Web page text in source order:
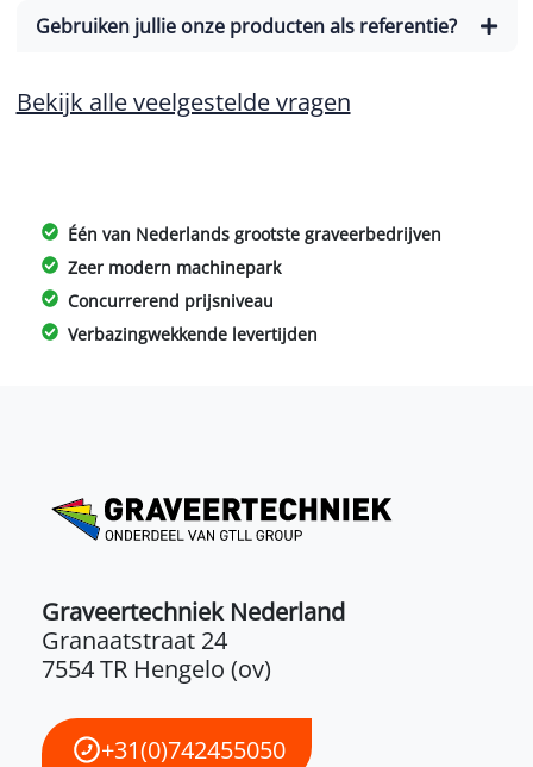
Gebruiken jullie onze producten als referentie?
Bekijk alle veelgestelde vragen
Één van Nederlands grootste graveerbedrijven
Zeer modern machinepark
Concurrerend prijsniveau
Verbazingwekkende levertijden
Graveertechniek Nederland
Granaatstraat 24
7554 TR Hengelo (ov)
+31(0)742455050